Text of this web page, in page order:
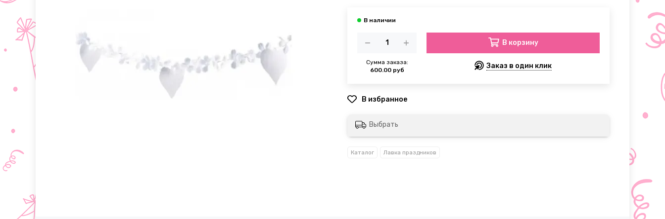
Сумма заказа:
600.00 руб
В корзину
Заказ в один клик
Выбрать
Каталог Лавка праздников